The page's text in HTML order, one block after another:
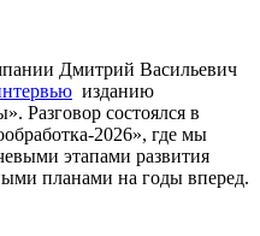
Дмитрий Васильевич
изданию
Разговор состоялся в
2026», где мы
этапами развития
планами на годы вперед.